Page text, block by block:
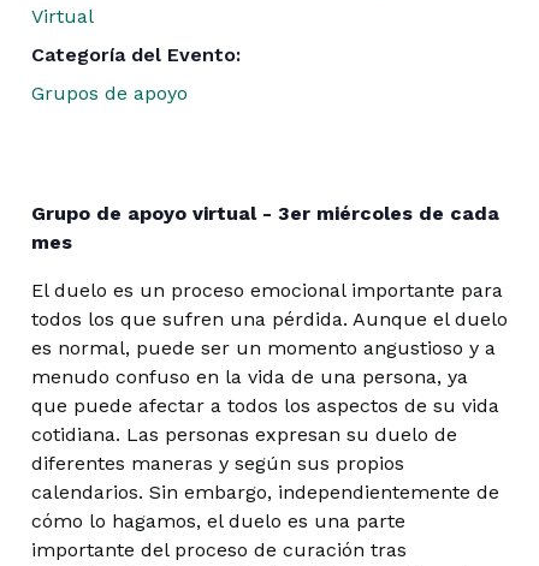
Virtual
Categoría del Evento:
Grupos de apoyo
Grupo de apoyo virtual - 3er miércoles de cada
mes
El duelo es un proceso emocional importante para
todos los que sufren una pérdida. Aunque el duelo
es normal, puede ser un momento angustioso y a
menudo confuso en la vida de una persona, ya
que puede afectar a todos los aspectos de su vida
cotidiana. Las personas expresan su duelo de
diferentes maneras y según sus propios
calendarios. Sin embargo, independientemente de
cómo lo hagamos, el duelo es una parte
importante del proceso de curación tras